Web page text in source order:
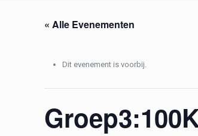
« Alle Evenementen
Dit evenement is voorbij.